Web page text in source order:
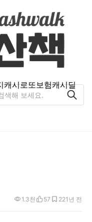
캐시로또보험캐시딜
1년 전
1.3천 57 22